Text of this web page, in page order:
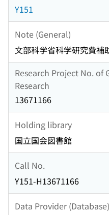
Y151
Note (General)
文部科学省科学研究費補
Research Project No.
Research
13671166
Holding library
国立国会図書館
Call No.
Y151-H13671166
Data Provider (Database)